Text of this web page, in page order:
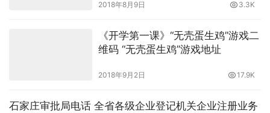
2018年8月9日 3.3K
《开学第一课》“无壳蛋生鸡”游戏二
维码 “无壳蛋生鸡”游戏地址
2018年9月2日 17.9K
石家庄审批局电话 全省各级企业登记机关企业注册业务